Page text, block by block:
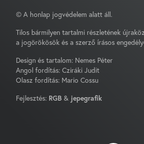
© A honlap jogvédelem alatt áll.
Tilos bármilyen tartalmi részletének
a jogörökösök és a szerző írásos
Design és tartalom: Nemes Péter
Angol fordítás: Cziráki Judit
Olasz fordítás: Mario Cossu
Fejlesztés: RGB & jepegrafik